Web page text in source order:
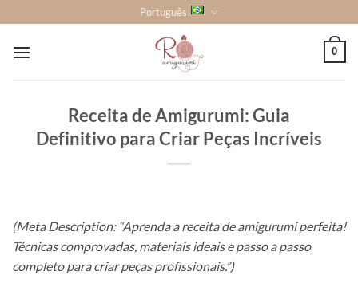
to
content
Português
0
Receita de Amigurumi: Guia
Definitivo para Criar Peças Incríveis
(Meta Description: “Aprenda a receita de amigurumi perfeita!
Técnicas comprovadas, materiais ideais e passo a passo
completo para criar peças profissionais.”)